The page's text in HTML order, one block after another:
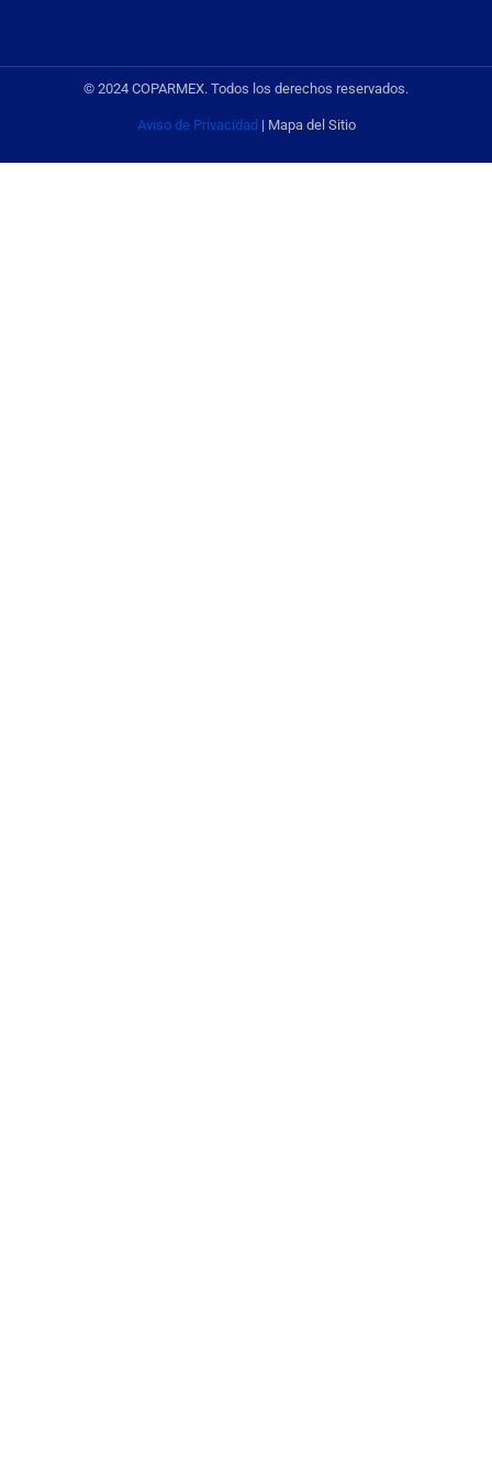
© 2024 COPARMEX. Todos los derechos reservados.
Aviso de Privacidad | Mapa del Sitio